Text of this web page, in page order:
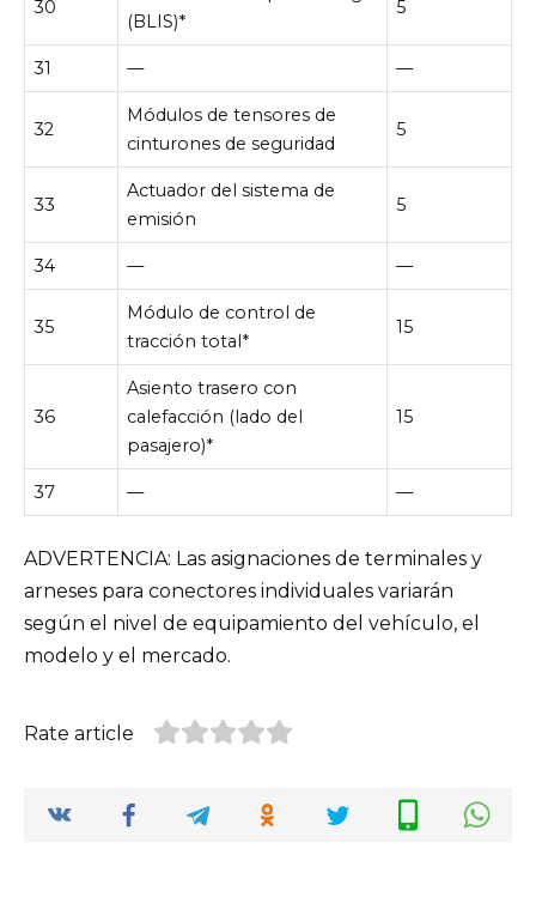
30
(BLIS)*
5
31 — —
32
Módulos de tensores de
cinturones de seguridad
5
33
Actuador del sistema de
emisión
5
34 — —
35
Módulo de control de
tracción total*
15
36
Asiento trasero con
calefacción (lado del
pasajero)*
15
37 — —
ADVERTENCIA: Las asignaciones de terminales y
arneses para conectores individuales variarán
según el nivel de equipamiento del vehículo, el
modelo y el mercado.
Rate article